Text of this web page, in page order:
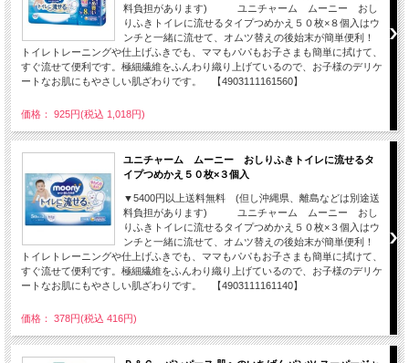
料負担があります) ユニチャーム ムーニー おし
りふきトイレに流せるタイプつめかえ５０枚×８個入はウ
ンチと一緒に流せて、オムツ替えの後始末が簡単便利！
トイレトレーニングや仕上げふきでも、ママもパパもお子さまも簡単に拭けて、
すぐ流せて便利です。極細繊維をふんわり織り上げているので、お子様のデリケ
ートなお肌にもやさしい肌ざわりです。 【4903111161560】
価格： 925円(税込 1,018円)
ユニチャーム ムーニー おしりふきトイレに流せるタ
イプつめかえ５０枚×３個入
▼5400円以上送料無料 (但し沖縄県、離島などは別途送
料負担があります) ユニチャーム ムーニー おし
りふきトイレに流せるタイプつめかえ５０枚×３個入はウ
ンチと一緒に流せて、オムツ替えの後始末が簡単便利！
トイレトレーニングや仕上げふきでも、ママもパパもお子さまも簡単に拭けて、
すぐ流せて便利です。極細繊維をふんわり織り上げているので、お子様のデリケ
ートなお肌にもやさしい肌ざわりです。 【4903111161140】
価格： 378円(税込 416円)